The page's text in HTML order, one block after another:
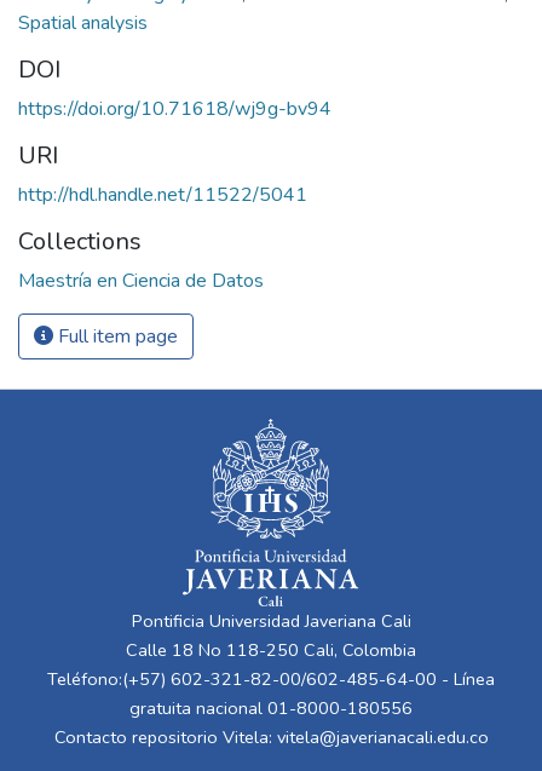
Spatial analysis
DOI
https://doi.org/10.71618/wj9g-bv94
URI
http://hdl.handle.net/11522/5041
Collections
Maestría en Ciencia de Datos
Full item page
Pontificia Universidad Javeriana Cali
Calle 18 No 118-250 Cali, Colombia
Teléfono:(+57) 602-321-82-00/602-485-64-00 - Línea
gratuita nacional 01-8000-180556
Contacto repositorio Vitela: vitela@javerianacali.edu.co